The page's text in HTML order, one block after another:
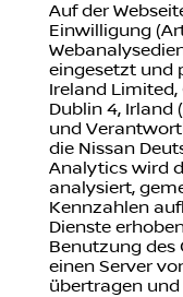
Auf der
Einwilligung
eingesetzt und
Ireland Limited,
Dublin 4, Irland
und
die Nissan
Analytics wird
analysiert,
Kennzahlen
Dienste
Benutzung des
einen Server
übertragen